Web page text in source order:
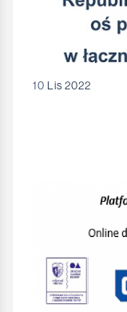
10 Lis 2022